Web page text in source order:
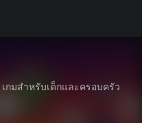
เกมสำหรับเด็กและครอบครัว